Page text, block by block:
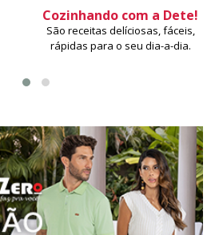
Cozinhando com a Dete!
São receitas delíciosas, fáceis,
rápidas para o seu dia-a-dia.